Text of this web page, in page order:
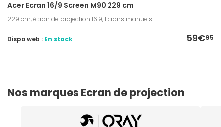
Acer Ecran 16/9 Screen M90 229 cm
229 cm, écran de projection 16:9, Ecrans manuels
59€95
Dispo web : En stock
Nos marques Ecran de projection